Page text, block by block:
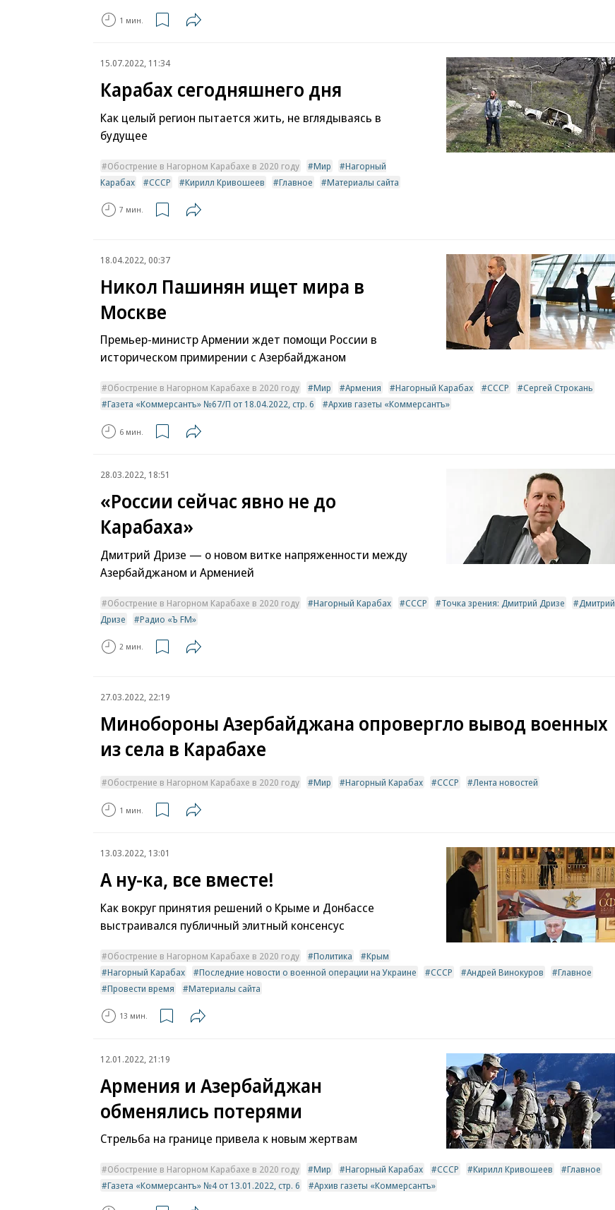
1 мин.
15.07.2022, 11:34
Карабах сегодняшнего дня
Как целый регион пытается жить, не вглядываясь в
будущее
Обострение в Нагорном Карабахе в 2020 году Мир
Нагорный
Карабах
СССР Кирилл Кривошеев Главное Материалы сайта
7 мин.
18.04.2022, 00:37
Никол Пашинян ищет мира в
Москве
Премьер-министр Армении ждет помощи России в
историческом примирении с Азербайджаном
Обострение в Нагорном Карабахе в 2020 году Мир Армения Нагорный Карабах СССР
Сергей Строкань
Газета «Коммерсантъ» №67/П от 18.04.2022, стр. 6
Архив газеты «Коммерсантъ»
6 мин.
28.03.2022, 18:51
«России сейчас явно не до
Карабаха»
Дмитрий Дризе — о новом витке напряженности между
Азербайджаном и Арменией
Обострение в Нагорном Карабахе в 2020 году Нагорный Карабах СССР Точка зрения: Дмитрий Дризе
Дмитрий
Дризе
Радио «Ъ FM»
2 мин.
27.03.2022, 22:19
Минобороны Азербайджана опровергло вывод военных
из села в Карабахе
Обострение в Нагорном Карабахе в 2020 году Мир Нагорный Карабах СССР Лента новостей
1 мин.
13.03.2022, 13:01
А ну-ка, все вместе!
Как вокруг принятия решений о Крыме и Донбассе
выстраивался публичный элитный консенсус
Обострение в Нагорном Карабахе в 2020 году Политика
Крым
Нагорный Карабах
Последние новости о военной операции на Украине СССР Андрей Винокуров
Главное
Провести время
Материалы сайта
13 мин.
12.01.2022, 21:19
Армения и Азербайджан
обменялись потерями
Стрельба на границе привела к новым жертвам
Обострение в Нагорном Карабахе в 2020 году Мир Нагорный Карабах СССР Кирилл Кривошеев
Главное
Газета «Коммерсантъ» №4 от 13.01.2022, стр. 6
Архив газеты «Коммерсантъ»